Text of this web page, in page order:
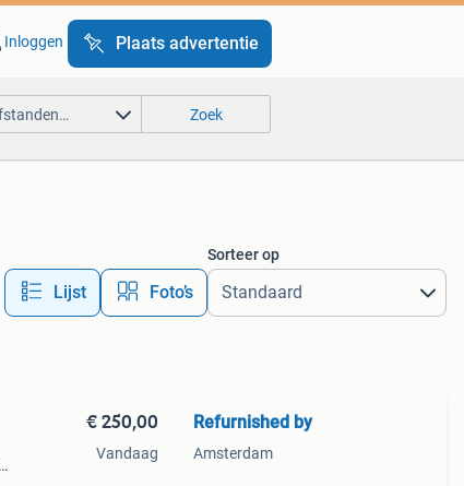
Inloggen Plaats advertentie
Zoek
Lijst Foto’s
Sorteer op
€ 250,00
Vandaag
Refurnished by
Amsterdam